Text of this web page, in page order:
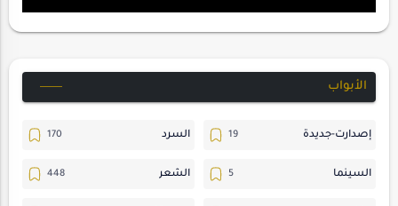
الأبواب
إصدارت-جديدة السرد
السينما الشعر